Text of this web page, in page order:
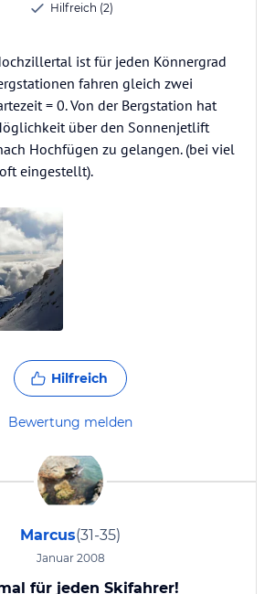
Hilfreich (2)
ist für jeden Könnergrad
fahren gleich zwei
= 0. Von der Bergstation hat
über den Sonnenjetlift
Hochfügen zu gelangen. (bei viel
eingestellt).
Hilfreich
Bewertung melden
Marcus(31-35)
Januar 2008
für jeden Skifahrer!